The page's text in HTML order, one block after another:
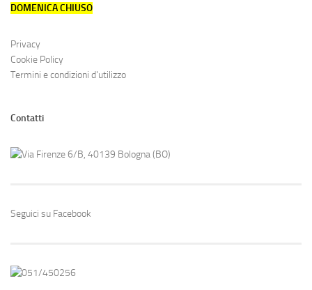
DOMENICA CHIUSO
Privacy
Cookie Policy
Termini e condizioni d'utilizzo
Contatti
Via Firenze 6/B, 40139 Bologna (BO)
Seguici su Facebook
051/450256